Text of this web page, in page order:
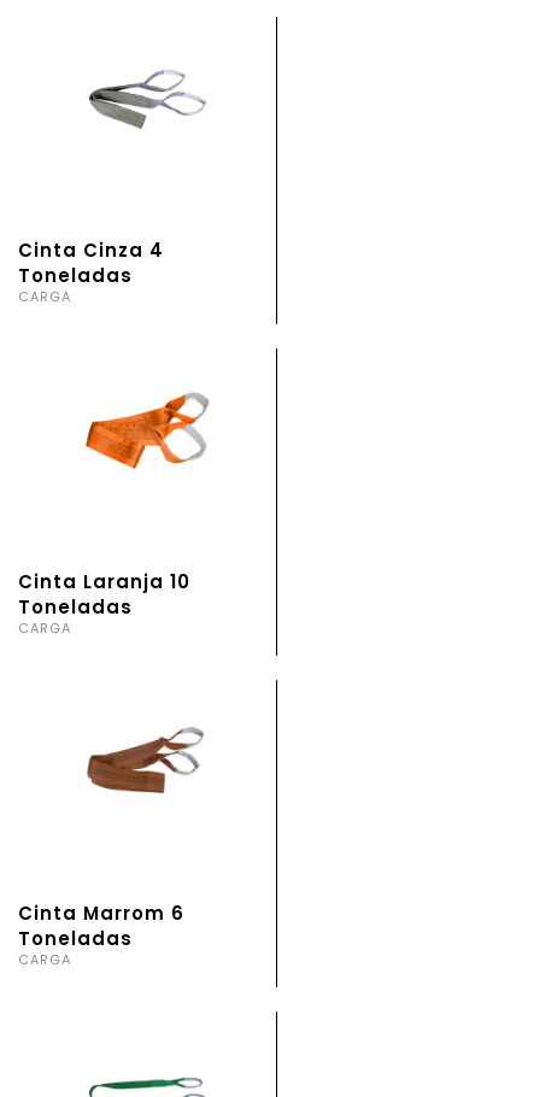
Cinta Cinza 4
Toneladas
CARGA
Cinta Laranja 10
Toneladas
CARGA
Cinta Marrom 6
Toneladas
CARGA